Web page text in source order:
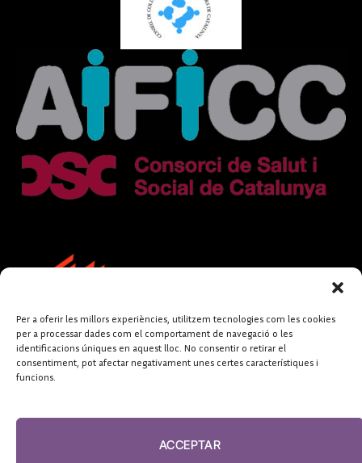
Per a oferir les millors experiències, utilitzem tecnologies com les cookies
per a processar dades com el comportament de navegació o les
identificacions úniques en aquest lloc. No consentir o retirar el
consentiment, pot afectar negativament unes certes característiques i
funcions.
ACCEPTAR
FUNDACIÓ